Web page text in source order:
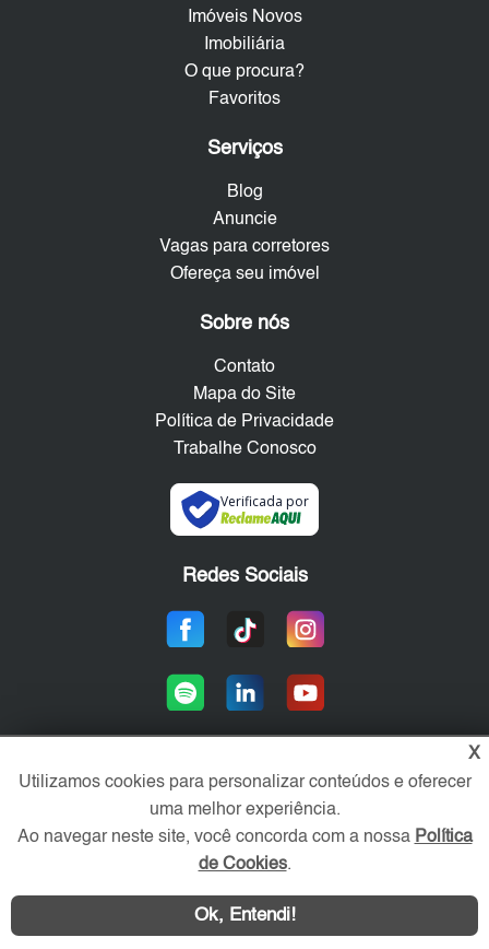
WhatsApp Contatar
Imóveis Novos
Imobiliária
O que procura?
Favoritos
Serviços
Blog
Anuncie
Vagas para corretores
Ofereça seu imóvel
Sobre nós
Contato
Mapa do Site
Política de Privacidade
Trabalhe Conosco
Verificada por
Redes Sociais
Área exclusiva aos anunciantes,
acesse sua conta:
X
Utilizamos cookies para personalizar conteúdos e oferecer
uma melhor experiência.
Ao navegar neste site, você concorda com a nossa Política
de Cookies.
Ok, Entendi!